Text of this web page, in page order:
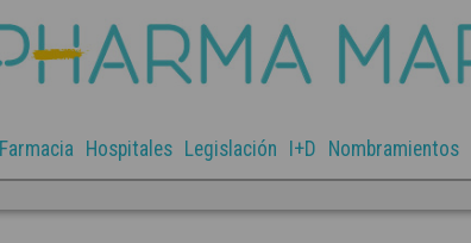
Farmacia Hospitales Legislación I+D Nombramientos